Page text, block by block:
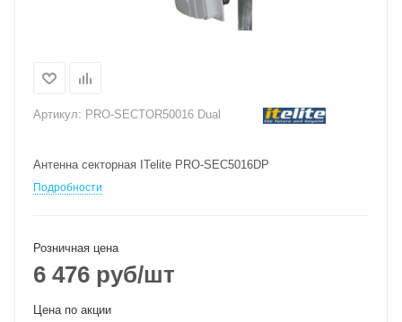
Артикул: PRO-SECTOR50016 Dual
Антенна секторная ITelite PRO-SEC5016DP
Подробности
Розничная цена
6 476 руб/шт
Цена по акции